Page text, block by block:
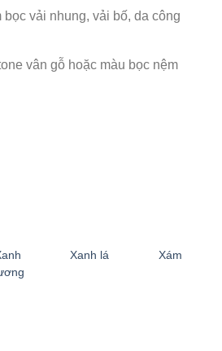
bọc vải nhung, vải bố, da công
vân gỗ hoặc màu bọc nệm
Xanh lá Xám